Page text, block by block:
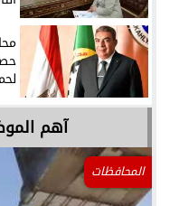
آهم
المحافظات